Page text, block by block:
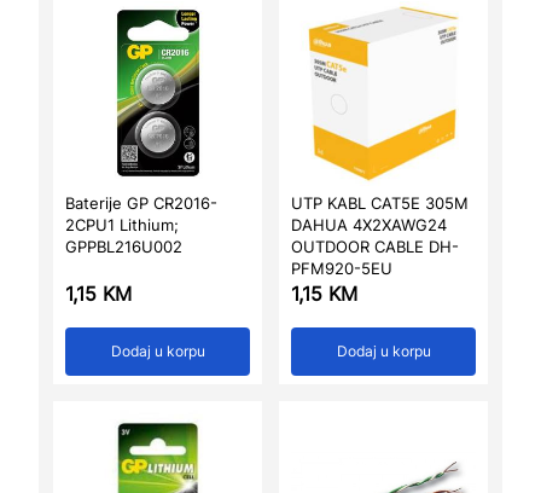
Baterije GP CR2016-
2CPU1 Lithium;
GPPBL216U002
1,15 KM
Dodaj u korpu
UTP KABL CAT5E 305M
DAHUA 4X2XAWG24
OUTDOOR CABLE DH-
PFM920-5EU
1,15 KM
Dodaj u korpu